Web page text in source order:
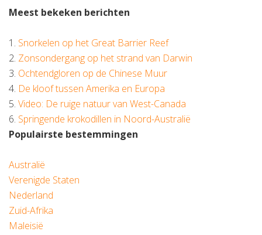
Meest bekeken berichten
1. Snorkelen op het Great Barrier Reef
2. Zonsondergang op het strand van Darwin
3. Ochtendgloren op de Chinese Muur
4. De kloof tussen Amerika en Europa
5. Video: De ruige natuur van West-Canada
6. Springende krokodillen in Noord-Australië
Populairste bestemmingen
Australië
Verenigde Staten
Nederland
Zuid-Afrika
Maleisië